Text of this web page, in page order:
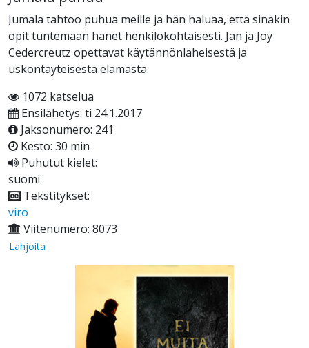
Jumala tahtoo puhua meille ja hän haluaa, että sinäkin
opit tuntemaan hänet henkilökohtaisesti. Jan ja Joy
Cedercreutz opettavat käytännönläheisestä ja
uskontäyteisestä elämästä.
1072 katselua
Ensilähetys: ti 24.1.2017
Jaksonumero: 241
Kesto: 30 min
Puhutut kielet:
suomi
Tekstitykset:
viro
Viitenumero: 8073
Lahjoita